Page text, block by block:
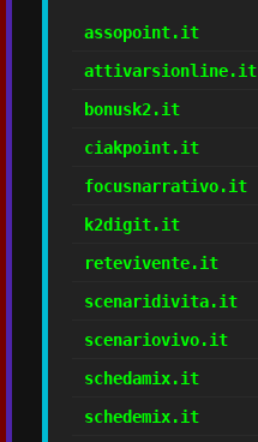
assopoint.it
attivarsionline.it
bonusk2.it
ciakpoint.it
focusnarrativo.it
k2digit.it
retevivente.it
scenaridivita.it
scenariovivo.it
schedamix.it
schedemix.it